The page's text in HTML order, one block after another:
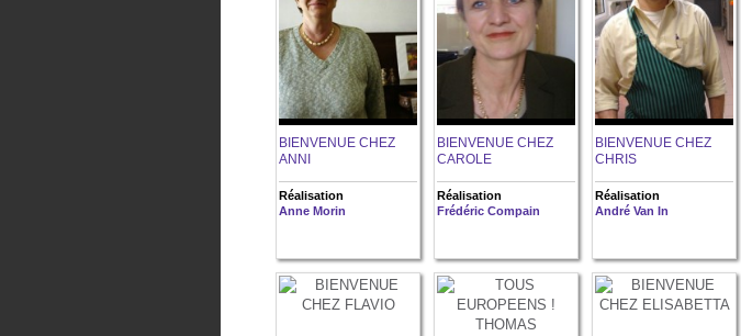
BIENVENUE CHEZ
ANNI
Réalisation
Anne Morin
BIENVENUE CHEZ
CAROLE
Réalisation
Frédéric Compain
BIENVENUE CHEZ
CHRIS
Réalisation
André Van In